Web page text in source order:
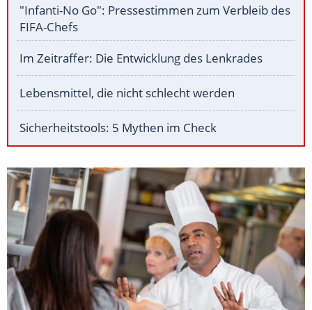
"Infanti-No Go": Pressestimmen zum Verbleib des
FIFA-Chefs
Im Zeitraffer: Die Entwicklung des Lenkrades
Lebensmittel, die nicht schlecht werden
Sicherheitstools: 5 Mythen im Check